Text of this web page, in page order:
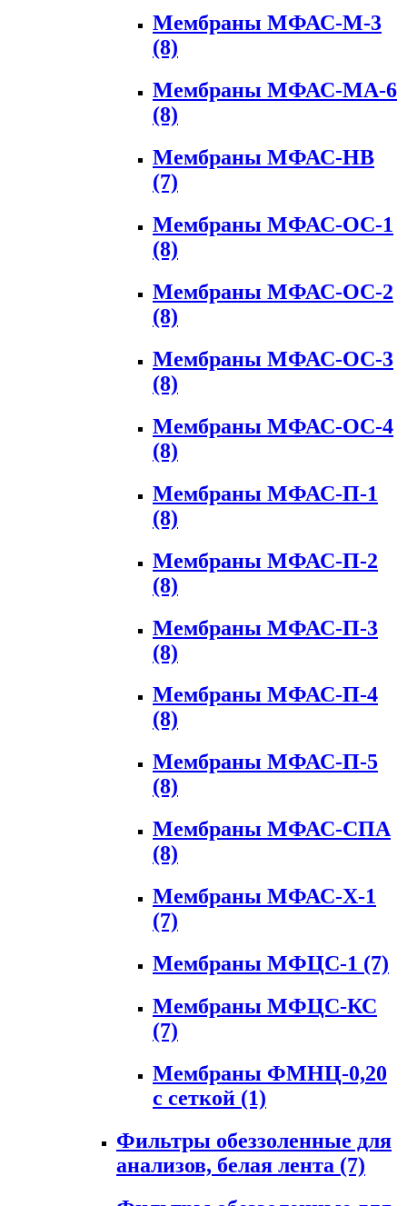
Мембраны МФАС-М-3
(8)
Мембраны МФАС-МА-6
(8)
Мембраны МФАС-НВ
(7)
Мембраны МФАС-ОС-1
(8)
Мембраны МФАС-ОС-2
(8)
Мембраны МФАС-ОС-3
(8)
Мембраны МФАС-ОС-4
(8)
Мембраны МФАС-П-1
(8)
Мембраны МФАС-П-2
(8)
Мембраны МФАС-П-3
(8)
Мембраны МФАС-П-4
(8)
Мембраны МФАС-П-5
(8)
Мембраны МФАС-СПА
(8)
Мембраны МФАС-Х-1
(7)
Мембраны МФЦС-1 (7)
Мембраны МФЦС-КС
(7)
Мембраны ФМНЦ-0,20
с сеткой (1)
Фильтры обеззоленные для
анализов, белая лента (7)